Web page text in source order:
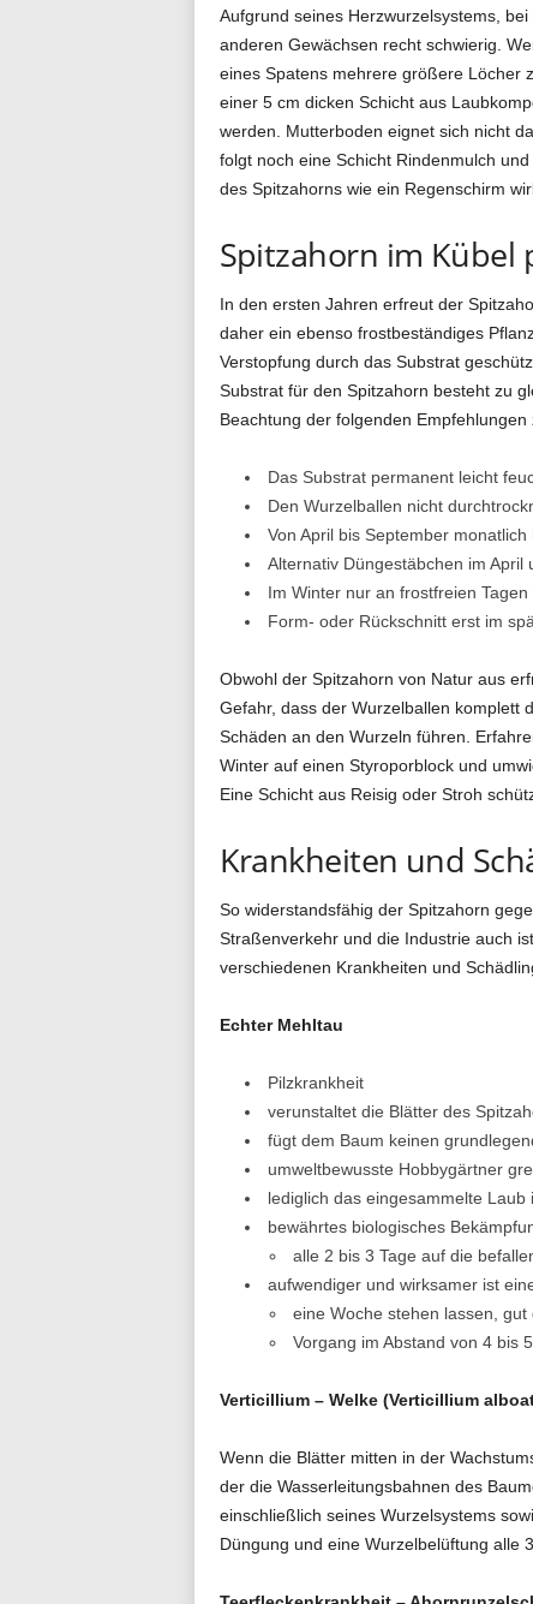
Aufgrund seines Herzwurzelsystems,
anderen Gewächsen recht schwierig.
eines Spatens mehrere größere Löcher
einer 5 cm dicken Schicht aus
werden. Mutterboden eignet sich nicht
folgt noch eine Schicht Rindenmulch
des Spitzahorns wie ein Regenschirm
Spitzahorn im Kübel
In den ersten Jahren erfreut der
daher ein ebenso frostbeständiges
Verstopfung durch das Substrat
Substrat für den Spitzahorn besteht zu
Beachtung der folgenden
Das Substrat permanent leicht
Den Wurzelballen nicht
Von April bis September
Alternativ Düngestäbchen im April
Im Winter nur an frostfreien Tagen
Form- oder Rückschnitt erst im
Obwohl der Spitzahorn von Natur aus
Gefahr, dass der Wurzelballen komplett
Schäden an den Wurzeln führen.
Winter auf einen Styroporblock und
Eine Schicht aus Reisig oder Stroh
Krankheiten und
So widerstandsfähig der Spitzahorn
Straßenverkehr und die Industrie auch
verschiedenen Krankheiten und
Echter Mehltau
Pilzkrankheit
verunstaltet die Blätter des
fügt dem Baum keinen
umweltbewusste Hobbygärtner
lediglich das eingesammelte
bewährtes biologisches
alle 2 bis 3 Tage auf die
aufwendiger und wirksamer ist
eine Woche stehen lassen,
Vorgang im Abstand von 4 bis
Verticillium – Welke (Verticillium
Wenn die Blätter mitten in der
der die Wasserleitungsbahnen des
einschließlich seines Wurzelsystems
Düngung und eine Wurzelbelüftung alle